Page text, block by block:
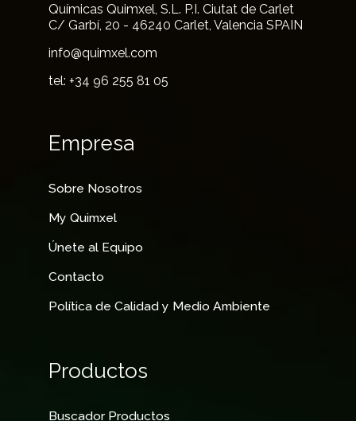
Químicas Quimxel, S.L. P.I. Ciutat de Carlet
C/ Garbí, 20 - 46240 Carlet, Valencia SPAIN
info@quimxel.com
tel: +34 96 255 81 05
Empresa
Sobre Nosotros
My Quimxel
Únete al Equipo
Contacto
Política de Calidad y Medio Ambiente
Productos
Buscador Productos